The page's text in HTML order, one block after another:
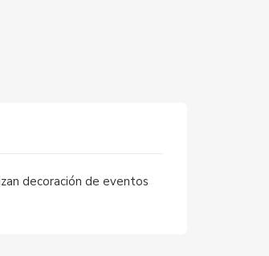
decoración de eventos